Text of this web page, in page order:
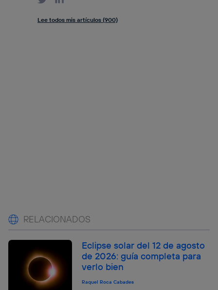
Lee todos mis artículos (900)
RELACIONADOS
Eclipse solar del 12 de agosto
de 2026: guía completa para
verlo bien
Raquel Roca Cabades